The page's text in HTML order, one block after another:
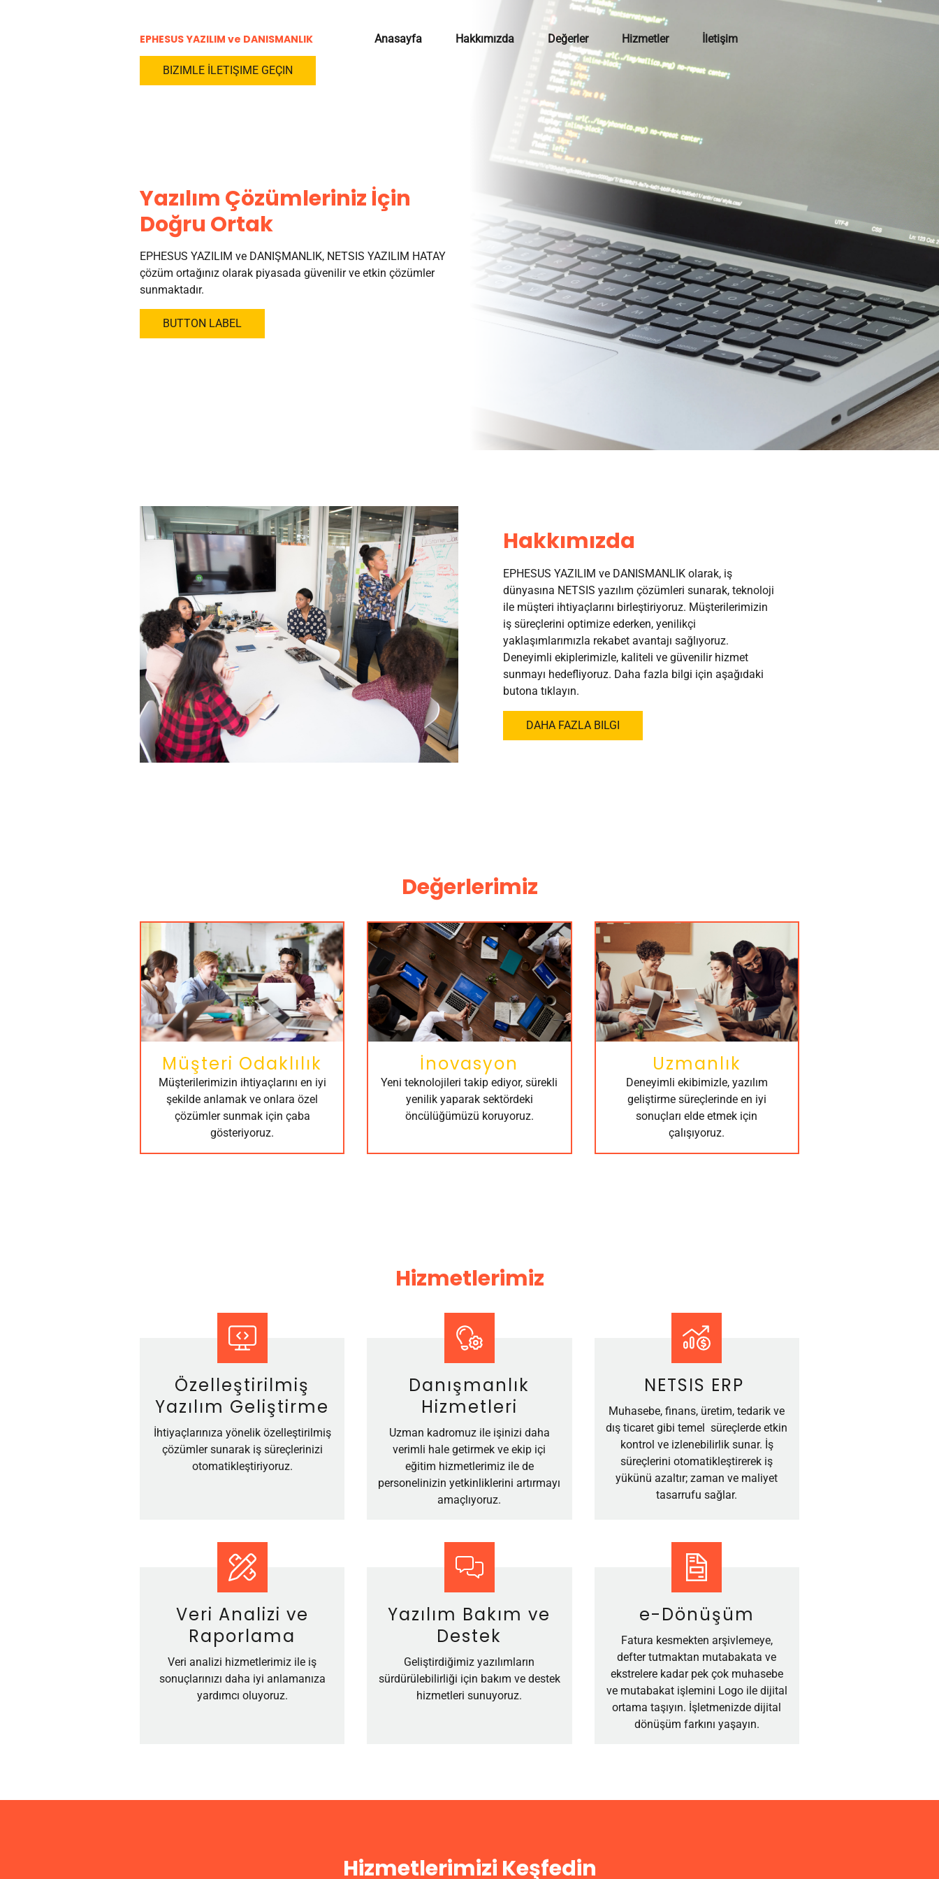
EPHESUS YAZILIM ve DANISMANLIK Anasayfa Hakkımızda Değerler Hizmetler İletişim
BIZIMLE İLETIŞIME GEÇIN
Yazılım Çözümleriniz İçin
Doğru Ortak
EPHESUS YAZILIM ve DANIŞMANLIK, NETSIS YAZILIM HATAY
çözüm ortağınız olarak piyasada güvenilir ve etkin çözümler
sunmaktadır.
BUTTON LABEL
Hakkımızda
EPHESUS YAZILIM ve DANISMANLIK olarak, iş
dünyasına NETSIS yazılım çözümleri sunarak, teknoloji
ile müşteri ihtiyaçlarını birleştiriyoruz. Müşterilerimizin
iş süreçlerini optimize ederken, yenilikçi
yaklaşımlarımızla rekabet avantajı sağlıyoruz.
Deneyimli ekiplerimizle, kaliteli ve güvenilir hizmet
sunmayı hedefliyoruz. Daha fazla bilgi için aşağıdaki
butona tıklayın.
DAHA FAZLA BILGI
Değerlerimiz
Müşteri Odaklılık
Müşterilerimizin ihtiyaçlarını en iyi
şekilde anlamak ve onlara özel
çözümler sunmak için çaba
gösteriyoruz.
İnovasyon
Yeni teknolojileri takip ediyor, sürekli
yenilik yaparak sektördeki
öncülüğümüzü koruyoruz.
Uzmanlık
Deneyimli ekibimizle, yazılım
geliştirme süreçlerinde en iyi
sonuçları elde etmek için
çalışıyoruz.
Hizmetlerimiz
Özelleştirilmiş
Yazılım Geliştirme
İhtiyaçlarınıza yönelik özelleştirilmiş
çözümler sunarak iş süreçlerinizi
otomatikleştiriyoruz.
Danışmanlık
Hizmetleri
Uzman kadromuz ile işinizi daha
verimli hale getirmek ve ekip içi
eğitim hizmetlerimiz ile de
personelinizin yetkinliklerini artırmayı
amaçlıyoruz.
NETSIS ERP
Muhasebe, finans, üretim, tedarik ve
dış ticaret gibi temel süreçlerde etkin
kontrol ve izlenebilirlik sunar. İş
süreçlerini otomatikleştirerek iş
yükünü azaltır; zaman ve maliyet
tasarrufu sağlar.
Veri Analizi ve
Raporlama
Veri analizi hizmetlerimiz ile iş
sonuçlarınızı daha iyi anlamanıza
yardımcı oluyoruz.
Yazılım Bakım ve
Destek
Geliştirdiğimiz yazılımların
sürdürülebilirliği için bakım ve destek
hizmetleri sunuyoruz.
e-Dönüşüm
Fatura kesmekten arşivlemeye,
defter tutmaktan mutabakata ve
ekstrelere kadar pek çok muhasebe
ve mutabakat işlemini Logo ile dijital
ortama taşıyın. İşletmenizde dijital
dönüşüm farkını yaşayın.
Hizmetlerimizi Keşfedin